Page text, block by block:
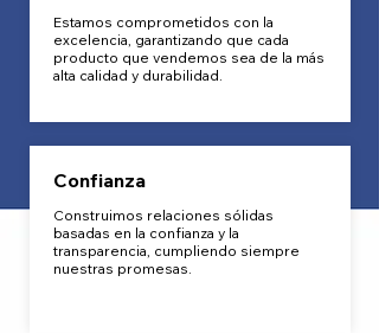
Estamos comprometidos con la
excelencia, garantizando que cada
producto que vendemos sea de la más
alta calidad y durabilidad.
Confianza
Construimos relaciones sólidas
basadas en la confianza y la
transparencia, cumpliendo siempre
nuestras promesas.